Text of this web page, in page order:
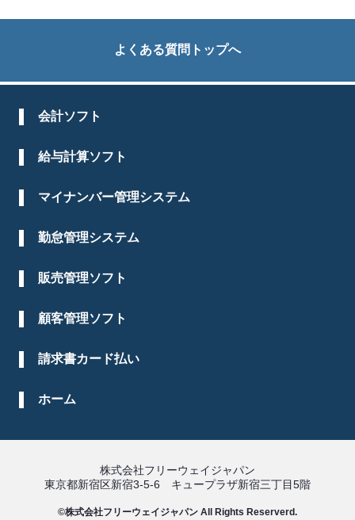
よくある質問トップへ
会計ソフト
給与計算ソフト
マイナンバー管理システム
勤怠管理システム
販売管理ソフト
顧客管理ソフト
請求書カード払い
ホーム
株式会社フリーウェイジャパン
東京都新宿区新宿3-5-6 キュープラザ新宿三丁目5階
©株式会社フリーウェイジャパン All Rights Reserverd.